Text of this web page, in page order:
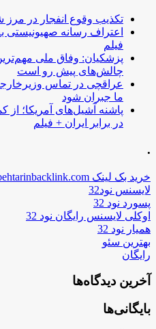
تکذیب وقوع انفجار در مرز
اعتراف رسانه صهیونیستی
فیلم
پزشکیان: وفاق ملی
چالش‌های پیش رو است
عراقچی در تماس
ما جبران شود
پاشنه آشیل‌های آمریکا؛
در برابر ایران + فیلم
.
خرید بک لینک behtarinbacklink.com
لایسنس نود32
پسورد نود 32
اوکلی لایسنس رایگان نود 32
همیار نود 32
بهترین سئو
رایگان
آخرین دیدگاه‌ها
بایگانی‌ها